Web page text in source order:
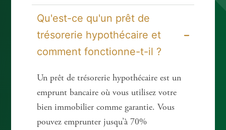
Qu'est-ce qu'un prêt de
trésorerie hypothécaire et
comment fonctionne-t-il ?
Un prêt de trésorerie hypothécaire est un
emprunt bancaire où vous utilisez votre
bien immobilier comme garantie. Vous
pouvez emprunter jusqu’à 70%